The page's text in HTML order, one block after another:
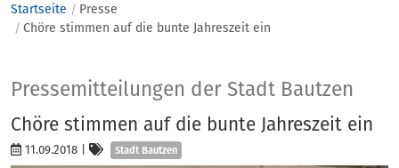
Startseite
Presse
Chöre stimmen auf die bunte Jahreszeit ein
Presse
Pressemitteilungen der Stadt Bautzen
Chöre stimmen auf die bunte Jahreszeit ein
11.09.2018 Kategorien
Stadt Bautzen